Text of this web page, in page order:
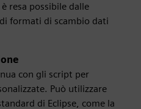
resa possibile dalle
formati di scambio dati
con gli script per
Può utilizzare
di Eclipse, come la